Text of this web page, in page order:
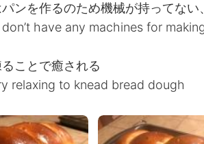
ンを作るのため機械が持ってな
have any machines for
ことで癒される
relaxing to knead bread dough